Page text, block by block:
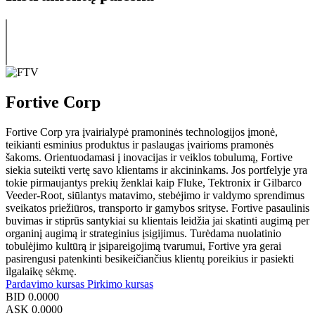
Fortive Corp
Fortive Corp yra įvairialypė pramoninės technologijos įmonė,
teikianti esminius produktus ir paslaugas įvairioms pramonės
šakoms. Orientuodamasi į inovacijas ir veiklos tobulumą, Fortive
siekia suteikti vertę savo klientams ir akcininkams. Jos portfelyje yra
tokie pirmaujantys prekių ženklai kaip Fluke, Tektronix ir Gilbarco
Veeder-Root, siūlantys matavimo, stebėjimo ir valdymo sprendimus
sveikatos priežiūros, transporto ir gamybos srityse. Fortive pasaulinis
buvimas ir stiprūs santykiai su klientais leidžia jai skatinti augimą per
organinį augimą ir strateginius įsigijimus. Turėdama nuolatinio
tobulėjimo kultūrą ir įsipareigojimą tvarumui, Fortive yra gerai
pasirengusi patenkinti besikeičiančius klientų poreikius ir pasiekti
ilgalaikę sėkmę.
Pardavimo kursas Pirkimo kursas
BID 0.0000
ASK 0.0000